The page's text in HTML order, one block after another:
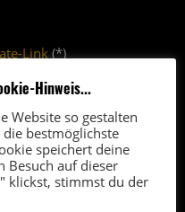
Link(*)
Link(*)
Links erhalten
eine kleine
Hinweis...
Website so gestalten
bestmöglichste
speichert deine
Besuch auf dieser
klickst, stimmst du der